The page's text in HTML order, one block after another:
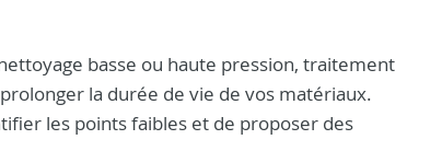
basse ou haute pression, traitement
la durée de vie de vos matériaux.
les points faibles et de proposer des